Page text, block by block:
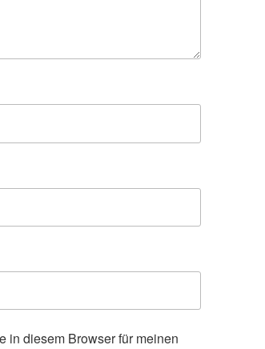
in diesem Browser für meinen